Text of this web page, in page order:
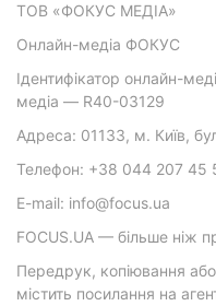
ТОВ «ФОКУС МЕДІА»
Онлайн-медіа ФОКУС
Ідентифікатор онлайн-
медіа — R40-03129
Адреса: 01133, м. Київ,
Телефон: +38 044 207 45
E-mail: info@focus.ua
FOCUS.UA — більше ніж
Передрук, копіювання
містить посилання на